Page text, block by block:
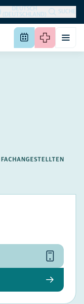
DEUTSCH
(DEUTSCHLAND)
SUCHE